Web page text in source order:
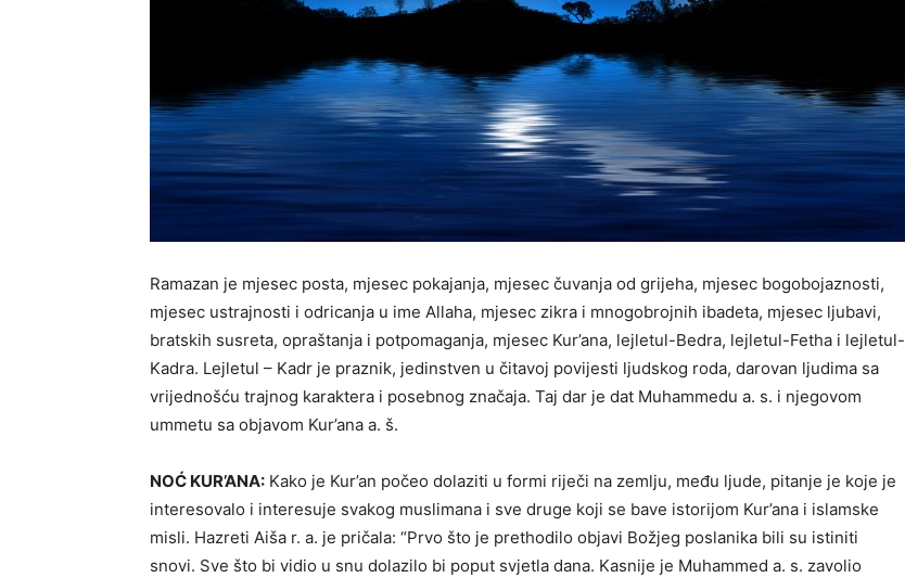
Ramazan je mjesec posta, mjesec pokajanja, mjesec čuvanja od grijeha, mjesec bogobojaznosti,
mjesec ustrajnosti i odricanja u ime Allaha, mjesec zikra i mnogobrojnih ibadeta, mjesec ljubavi,
bratskih susreta, opraštanja i potpomaganja, mjesec Kur’ana, lejletul-Bedra, lejletul-Fetha i lejletul-
Kadra. Lejletul – Kadr je praznik, jedinstven u čitavoj povijesti ljudskog roda, darovan ljudima sa
vrijednošću trajnog karaktera i posebnog značaja. Taj dar je dat Muhammedu a. s. i njegovom
ummetu sa objavom Kur’ana a. š.
NOĆ KUR’ANA: Kako je Kur’an počeo dolaziti u formi riječi na zemlju, među ljude, pitanje je koje je
interesovalo i interesuje svakog muslimana i sve druge koji se bave istorijom Kur’ana i islamske
misli. Hazreti Aiša r. a. je pričala: “Prvo što je prethodilo objavi Božjeg poslanika bili su istiniti
snovi. Sve što bi vidio u snu dolazilo bi poput svjetla dana. Kasnije je Muhammed a. s. zavolio